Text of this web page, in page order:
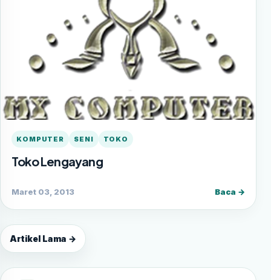
KOMPUTER SENI TOKO
Toko Lengayang
Maret 03, 2013 Baca →
Artikel Lama →